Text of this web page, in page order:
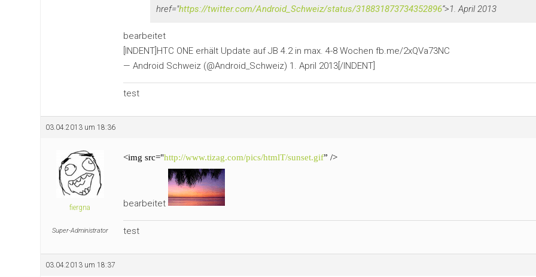
href="https://twitter.com/Android_Schweiz/status/318831873734352896“>1. April 2013
bearbeitet
[INDENT]HTC ONE erhält Update auf JB 4.2 in max. 4-8 Wochen fb.me/2xQVa73NC
— Android Schweiz (@Android_Schweiz) 1. April 2013[/INDENT]
test
03.04.2013 um 18:36
fiergna
Super-Administrator
<img src="http://www.tizag.com/pics/htmlT/sunset.gif” />
bearbeitet
test
03.04.2013 um 18:37